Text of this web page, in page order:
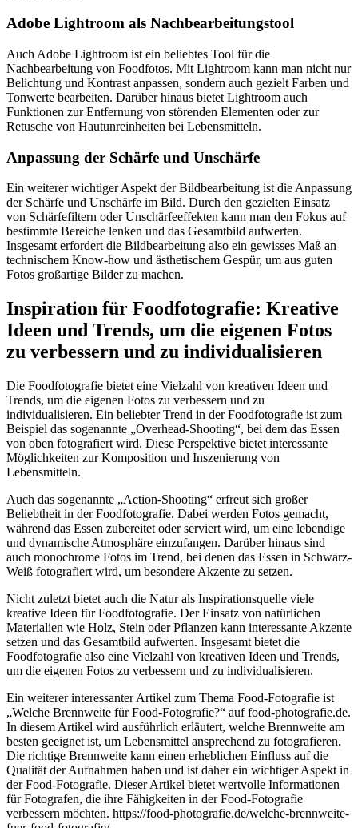
Adobe Lightroom als Nachbearbeitungstool
Auch Adobe Lightroom ist ein beliebtes Tool für die
Nachbearbeitung von Foodfotos. Mit Lightroom kann man nicht nur
Belichtung und Kontrast anpassen, sondern auch gezielt Farben und
Tonwerte bearbeiten. Darüber hinaus bietet Lightroom auch
Funktionen zur Entfernung von störenden Elementen oder zur
Retusche von Hautunreinheiten bei Lebensmitteln.
Anpassung der Schärfe und Unschärfe
Ein weiterer wichtiger Aspekt der Bildbearbeitung ist die Anpassung
der Schärfe und Unschärfe im Bild. Durch den gezielten Einsatz
von Schärfefiltern oder Unschärfeeffekten kann man den Fokus auf
bestimmte Bereiche lenken und das Gesamtbild aufwerten.
Insgesamt erfordert die Bildbearbeitung also ein gewisses Maß an
technischem Know-how und ästhetischem Gespür, um aus guten
Fotos großartige Bilder zu machen.
Inspiration für Foodfotografie: Kreative
Ideen und Trends, um die eigenen Fotos
zu verbessern und zu individualisieren
Die Foodfotografie bietet eine Vielzahl von kreativen Ideen und
Trends, um die eigenen Fotos zu verbessern und zu
individualisieren. Ein beliebter Trend in der Foodfotografie ist zum
Beispiel das sogenannte „Overhead-Shooting“, bei dem das Essen
von oben fotografiert wird. Diese Perspektive bietet interessante
Möglichkeiten zur Komposition und Inszenierung von
Lebensmitteln.
Auch das sogenannte „Action-Shooting“ erfreut sich großer
Beliebtheit in der Foodfotografie. Dabei werden Fotos gemacht,
während das Essen zubereitet oder serviert wird, um eine lebendige
und dynamische Atmosphäre einzufangen. Darüber hinaus sind
auch monochrome Fotos im Trend, bei denen das Essen in Schwarz-
Weiß fotografiert wird, um besondere Akzente zu setzen.
Nicht zuletzt bietet auch die Natur als Inspirationsquelle viele
kreative Ideen für Foodfotografie. Der Einsatz von natürlichen
Materialien wie Holz, Stein oder Pflanzen kann interessante Akzente
setzen und das Gesamtbild aufwerten. Insgesamt bietet die
Foodfotografie also eine Vielzahl von kreativen Ideen und Trends,
um die eigenen Fotos zu verbessern und zu individualisieren.
Ein weiterer interessanter Artikel zum Thema Food-Fotografie ist
„Welche Brennweite für Food-Fotografie?“ auf food-photografie.de.
In diesem Artikel wird ausführlich erläutert, welche Brennweite am
besten geeignet ist, um Lebensmittel ansprechend zu fotografieren.
Die richtige Brennweite kann einen erheblichen Einfluss auf die
Qualität der Aufnahmen haben und ist daher ein wichtiger Aspekt in
der Food-Fotografie. Dieser Artikel bietet wertvolle Informationen
für Fotografen, die ihre Fähigkeiten in der Food-Fotografie
verbessern möchten. https://food-photografie.de/welche-brennweite-